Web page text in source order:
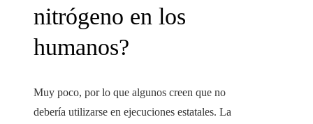
nitrógeno en los
humanos?
Muy poco, por lo que algunos creen que no
debería utilizarse en ejecuciones estatales. La